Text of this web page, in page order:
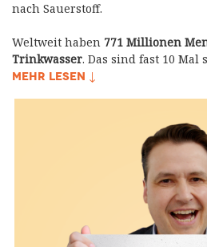
nach Sauerstoff.
Weltweit haben 771 Millionen
Trinkwasser. Das sind fast 10 Mal
MEHR LESEN ↓